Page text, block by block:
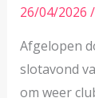
26/04/2026 /
Afgelopen
slotavond
om weer